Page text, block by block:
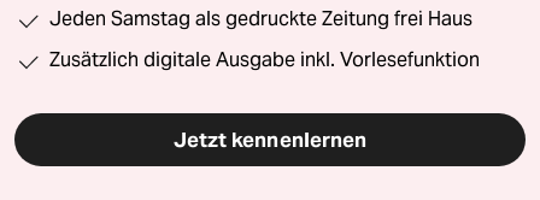
Jeden Samstag als gedruckte Zeitung frei Haus
Zusätzlich digitale Ausgabe inkl. Vorlesefunktion
Jetzt kennenlernen